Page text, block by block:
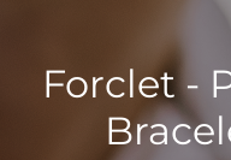
Forclet -